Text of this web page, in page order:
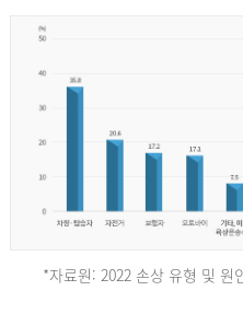
*자료원: 2022 손상 유형 및 원